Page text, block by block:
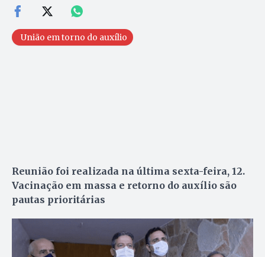
União em torno do auxílio
Reunião foi realizada na última sexta-feira, 12.
Vacinação em massa e retorno do auxílio são
pautas prioritárias